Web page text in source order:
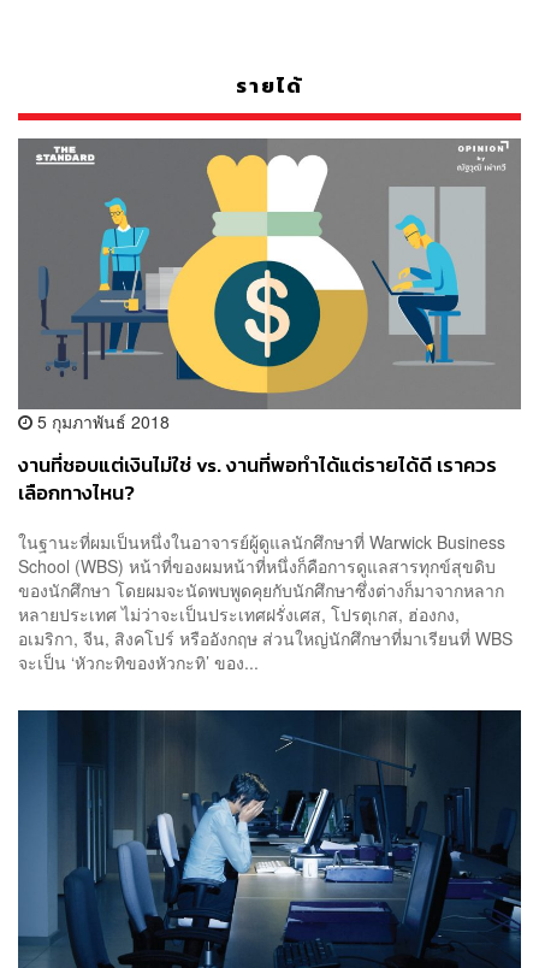
รายได้
5 กุมภาพันธ์ 2018
งานที่ชอบแต่เงินไม่ใช่ vs. งานที่พอทำได้แต่รายได้ดี เราควร
เลือกทางไหน?
ในฐานะที่ผมเป็นหนึ่งในอาจารย์ผู้ดูแลนักศึกษาที่ Warwick Business
School (WBS) หน้าที่ของผมหน้าที่หนึ่งก็คือการดูแลสารทุกข์สุขดิบ
ของนักศึกษา โดยผมจะนัดพบพูดคุยกับนักศึกษาซึ่งต่างก็มาจากหลาก
หลายประเทศ ไม่ว่าจะเป็นประเทศฝรั่งเศส, โปรตุเกส, ฮ่องกง,
อเมริกา, จีน, สิงคโปร์ หรืออังกฤษ ส่วนใหญ่นักศึกษาที่มาเรียนที่ WBS
จะเป็น ‘หัวกะทิของหัวกะทิ’ ของ...